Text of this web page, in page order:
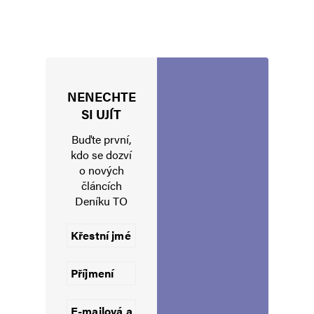
NENECHTE
SI UJÍT
Buďte první,
kdo se dozví
o nových
článcích
Deníku TO